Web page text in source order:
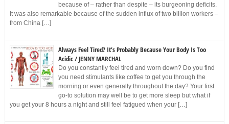
because of – rather than despite – its burgeoning deficits.
It was also remarkable because of the sudden influx of two billion workers –
from China […]
Always Feel Tired? It’s Probably Because Your Body Is Too
Acidic / JENNY MARCHAL
Do you constantly feel tired and worn down? Do you find
you need stimulants like coffee to get you through the
morning or even generally throughout the day? Your first
go-to solution may well be to get more sleep but what if
you get your 8 hours a night and still feel fatigued when your […]